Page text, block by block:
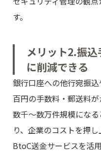
す。
メリット2.振
に削減できる
銀行口座への他行宛振
百円の手数料・郵送料
数千～数万件規模にな
り、企業のコストを押し
BtoC送金サービスを活